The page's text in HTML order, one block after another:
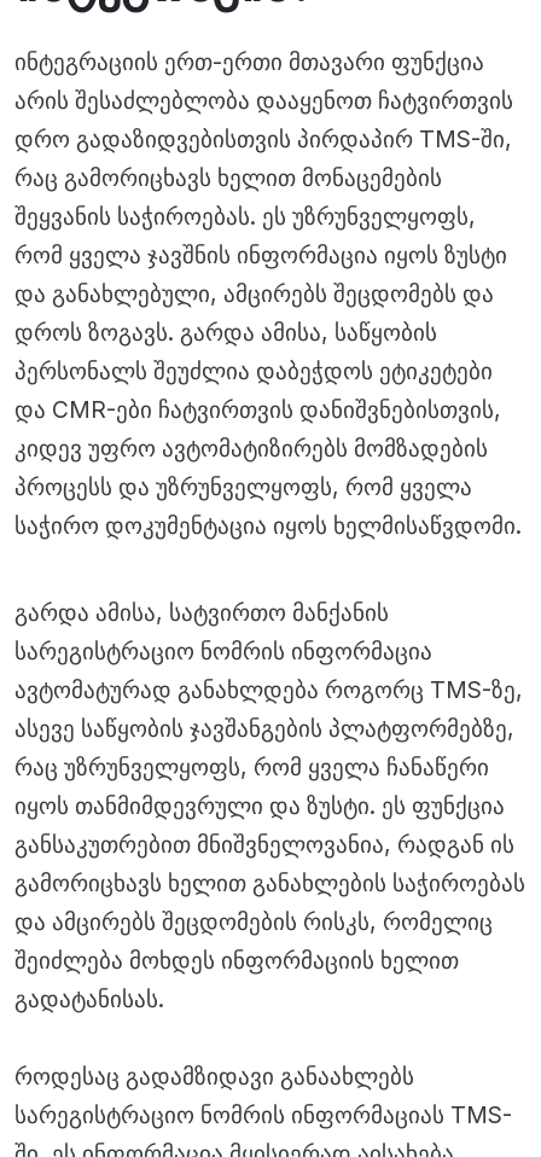
ინტეგრაციის ერთ-ერთი მთავარი ფუნქცია
არის შესაძლებლობა დააყენოთ ჩატვირთვის
დრო გადაზიდვებისთვის პირდაპირ TMS-ში,
რაც გამორიცხავს ხელით მონაცემების
შეყვანის საჭიროებას. ეს უზრუნველყოფს,
რომ ყველა ჯავშნის ინფორმაცია იყოს ზუსტი
და განახლებული, ამცირებს შეცდომებს და
დროს ზოგავს. გარდა ამისა, საწყობის
პერსონალს შეუძლია დაბეჭდოს ეტიკეტები
და CMR-ები ჩატვირთვის დანიშვნებისთვის,
კიდევ უფრო ავტომატიზირებს მომზადების
პროცესს და უზრუნველყოფს, რომ ყველა
საჭირო დოკუმენტაცია იყოს ხელმისაწვდომი.
გარდა ამისა, სატვირთო მანქანის
სარეგისტრაციო ნომრის ინფორმაცია
ავტომატურად განახლდება როგორც TMS-ზე,
ასევე საწყობის ჯავშანგების პლატფორმებზე,
რაც უზრუნველყოფს, რომ ყველა ჩანაწერი
იყოს თანმიმდევრული და ზუსტი. ეს ფუნქცია
განსაკუთრებით მნიშვნელოვანია, რადგან ის
გამორიცხავს ხელით განახლების საჭიროებას
და ამცირებს შეცდომების რისკს, რომელიც
შეიძლება მოხდეს ინფორმაციის ხელით
გადატანისას.
როდესაც გადამზიდავი განაახლებს
სარეგისტრაციო ნომრის ინფორმაციას TMS-